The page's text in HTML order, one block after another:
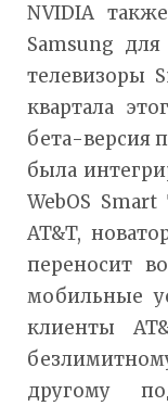
NVIDIA
Samsung
телевизоры
квартала
бета-версия
была
WebOS Smart
AT&T,
переносит
мобильные
клиенты
другому